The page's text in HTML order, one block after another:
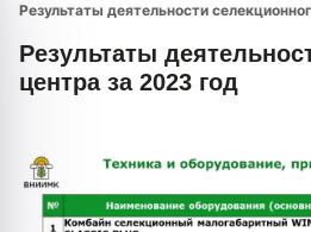
Результаты деятельности
Результаты
центра за 2023 год